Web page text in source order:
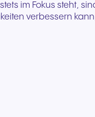
Nahtlose Kommunikation
im Fokus steht,
verbessern